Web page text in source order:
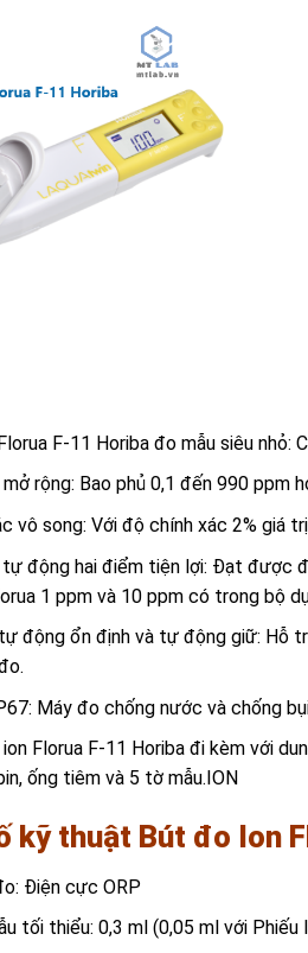
F-11 Horiba đo mẫu siêu
mở rộng: Bao phủ 0,1 đến 990
vô song: Với độ chính xác 2% giá
tự động hai điểm tiện lợi: Đạt được
1 ppm và 10 ppm có trong bộ
động ổn định và tự động giữ: Hỗ
Máy đo chống nước và chống
Florua F-11 Horiba đi kèm với
ống tiêm và 5 tờ mẫu.ION
kỹ thuật Bút đo Ion
Điện cực ORP
tối thiểu: 0,3 ml (0,05 ml với Phiếu